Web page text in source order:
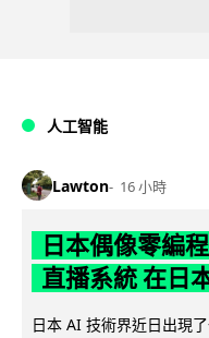
人工智能
Lawton 16 小時
日本偶像零編
直播系統 在日
日本 AI 技術界近日出現